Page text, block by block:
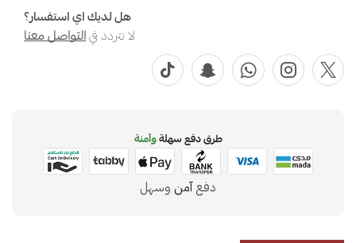
هل لديك اي استفسار؟
لا تتردد فيالتواصل معنا
طرق دفع سهلةوآمنة
دفعآمن وسهل